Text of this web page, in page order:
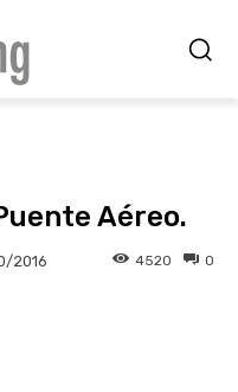
Aéreo.
2016 0
4520